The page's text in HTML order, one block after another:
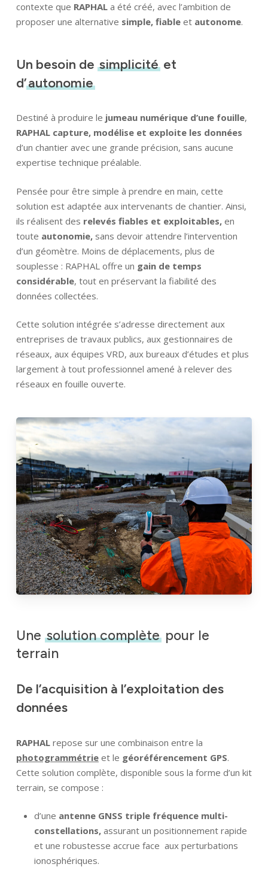
contexte que RAPHALa été créé, avec l’ambition de
proposer une alternative simple, fiable et autonome.
Un besoin de simplicitéet
d’autonomie
Destiné à produire le jumeau numérique d’une fouille,
RAPHAL capture, modélise et exploite les données
d’un chantier avec une grande précision, sans aucune
expertise technique préalable.
Pensée pour être simple à prendre en main, cette
solution est adaptée aux intervenants de chantier. Ainsi,
ils réalisent des relevés fiables et exploitables, en
toute autonomie,sans devoir attendre l’intervention
d’un géomètre. Moins de déplacements, plus de
souplesse : RAPHAL offre un gain de temps
considérable, tout en préservant la fiabilité des
données collectées.
Cette solution intégrée s’adresse directement aux
entreprises de travaux publics, aux gestionnaires de
réseaux, aux équipes VRD, aux bureaux d’études et plus
largement à tout professionnel amené à relever des
réseaux en fouille ouverte.
Une solution complètepour le
terrain
De l’acquisition à l’exploitation des
données
RAPHALrepose sur une combinaison entre la
photogrammétrieet le géoréférencement GPS.
Cette solution complète, disponible sous la forme d’un kit
terrain, se compose :
d’une antenne GNSS triple fréquence multi-
constellations, assurant un positionnement rapide
et une robustesse accrue face aux perturbations
ionosphériques.